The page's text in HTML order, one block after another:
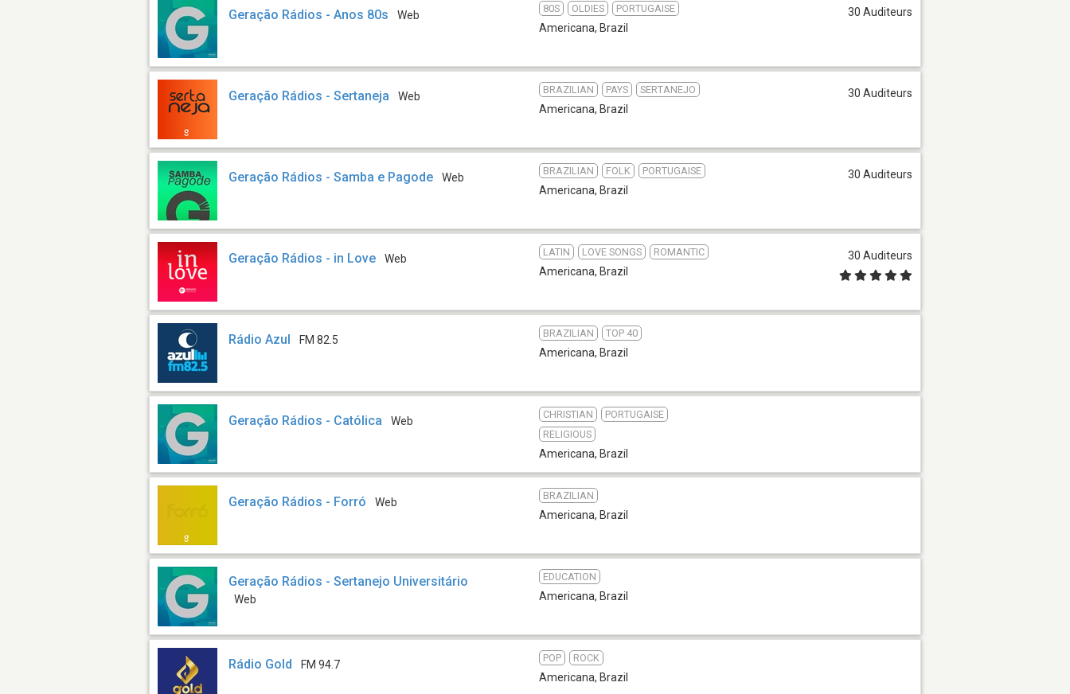
Geração Rádios - Anos 80s Web
80S OLDIES PORTUGAISE
Americana, Brazil
30 Auditeurs
Geração Rádios - Sertaneja Web
BRAZILIAN PAYS SERTANEJO
Americana, Brazil
30 Auditeurs
Geração Rádios - Samba e Pagode Web
BRAZILIAN FOLK PORTUGAISE
Americana, Brazil
30 Auditeurs
Geração Rádios - in Love Web
LATIN LOVE SONGS ROMANTIC
Americana, Brazil
30 Auditeurs
Rádio Azul FM 82.5
BRAZILIAN TOP 40
Americana, Brazil
Geração Rádios - Católica Web
CHRISTIAN
PORTUGAISE
RELIGIOUS
Americana, Brazil
Geração Rádios - Forró Web
BRAZILIAN
Americana, Brazil
Geração Rádios - Sertanejo Universitário
Web
EDUCATION
Americana, Brazil
Rádio Gold FM 94.7
POP ROCK
Americana, Brazil